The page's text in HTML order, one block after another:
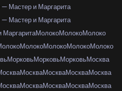
Мастер и Маргарита
Мастер и Маргарита
МаргаритаМолокоМолокоМолоко
МолокоМолокоМолокоМолоко
МорковьМорковьМорковьМосква
МоскваМоскваМоскваМосква
МоскваМоскваМоскваМосква